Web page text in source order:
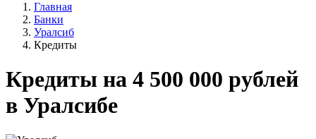
Главная
Банки
Уралсиб
Кредиты
Кредиты на 4 500 000 рублей
в Уралсибе